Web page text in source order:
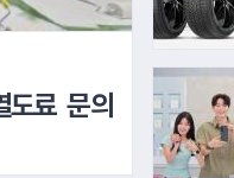
도료 문의